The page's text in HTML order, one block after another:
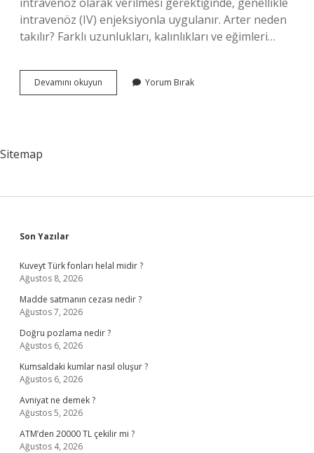
intravenöz (IV) enjeksiyonla uygulanır. Arter neden
takılır? Farklı uzunlukları, kalınlıkları ve eğimleri…
Devamını okuyun Arterden
Hangi
Yorum Bırak
Sitemap
Sidebar
Son Yazılar
Kuveyt Türk fonları helal midir ?
Ağustos 8, 2026
Madde satmanın cezası nedir ?
Ağustos 7, 2026
Doğru pozlama nedir ?
Ağustos 6, 2026
Kumsaldaki kumlar nasıl oluşur ?
Ağustos 6, 2026
Avniyat ne demek ?
Ağustos 5, 2026
ATM’den 20000 TL çekilir mi ?
Ağustos 4, 2026